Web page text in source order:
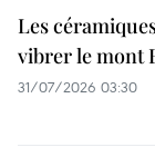
Les
vibrer le mont
31/07/2026 03:30